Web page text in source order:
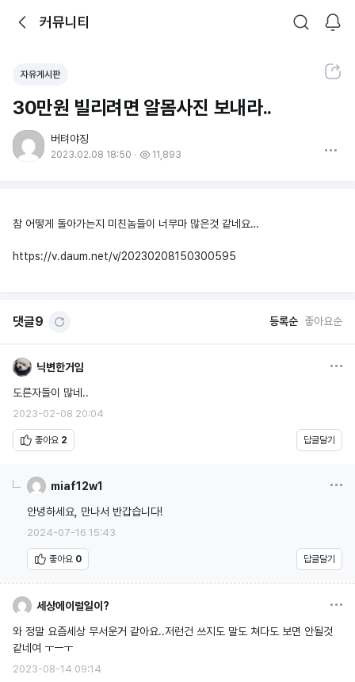
뒤로가기커뮤니티
커뮤니티
검색
알림
공유하기
자유게시판
30만원 빌리려면 알몸사진 보내라..
버텨야징
2023.02.08 18:50 11,893
참 어떻게 돌아가는지 미친놈들이 너무마 많은것 같네요…
https://v.daum.net/v/20230208150300595
댓글9 등록순 좋아요순
닉변한거임
도른자들이 많네..
2023-02-08 20:04
좋아요 2 답글달기
miaf12w1
안녕하세요, 만나서 반갑습니다!
2024-07-16 15:43
좋아요 0 답글달기
세상에이럴일이?
와 정말 요즘세상 무서운거 같아요..저런건 쓰지도 말도 쳐다도 보면 안될것
같네여 ㅜㅡㅜ
2023-08-14 09:14